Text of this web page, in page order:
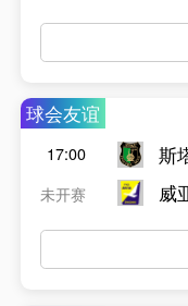
球会友谊
17:00
未开赛
斯
威